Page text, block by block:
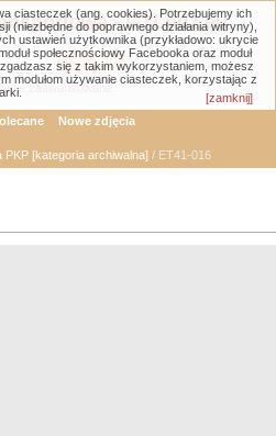
- GTLodz.eu
zaawansowane
Nowe zdjęcia
PKP [kategoria archiwalna] / ET41-016
ciasteczek (ang. cookies). Potrzebujemy ich
do poprawnego działania witryny),
ustawień użytkownika (przykładowo: ukrycie
społecznościowy Facebooka oraz moduł
się z takim wykorzystaniem, możesz
modułom używanie ciasteczek, korzystając z
[zamknij]